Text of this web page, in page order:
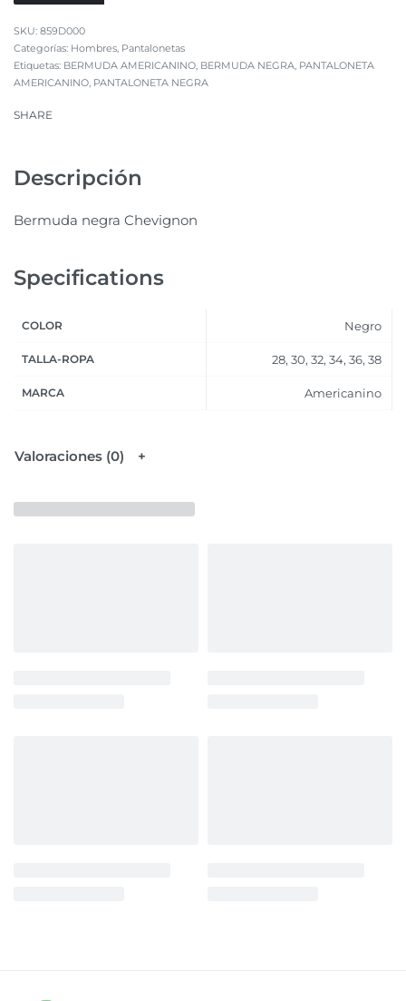
859D000
Categorías: Hombres Pantalonetas
Etiquetas: BERMUDA AMERICANINO BERMUDA NEGRA PANTALONETA
AMERICANINO PANTALONETA NEGRA
SHARE
Descripción
Bermuda negra Chevignon
Specifications
COLOR Negro
TALLA-ROPA 28, 30, 32, 34, 36, 38
MARCA Americanino
Valoraciones (0)